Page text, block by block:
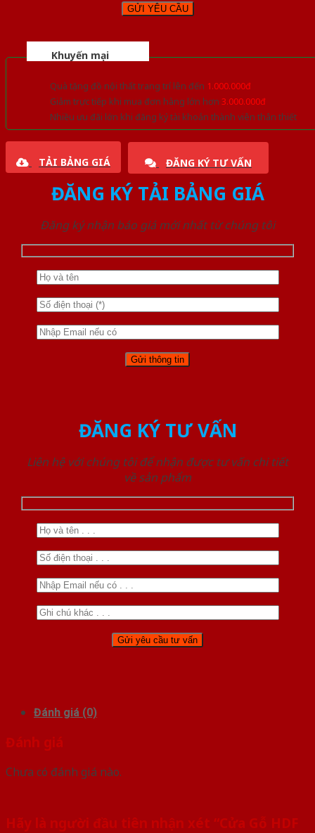
Khuyến mại
Quà tặng đồ nội thất trang trí lên đến 1.000.000đ
Giảm trực tiếp khi mua đơn hàng lớn hơn 3.000.000đ
Nhiều ưu đãi lớn khi đăng ký tài khoản thành viên thân thiết
TẢI BẢNG GIÁ ĐĂNG KÝ TƯ VẤN
ĐĂNG KÝ TẢI BẢNG GIÁ
Đăng ký nhận báo giá mới nhất từ chúng tôi
ĐĂNG KÝ TƯ VẤN
Liên hệ với chúng tôi để nhận được tư vấn chi tiết
về sản phẩm
Đánh giá (0)
Đánh giá
Chưa có đánh giá nào.
Hãy là người đầu tiên nhận xét “Cửa Gỗ HDF